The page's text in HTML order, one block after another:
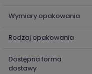
Wymiary opakowania
Rodzaj opakowania
Dostępna forma
dostawy